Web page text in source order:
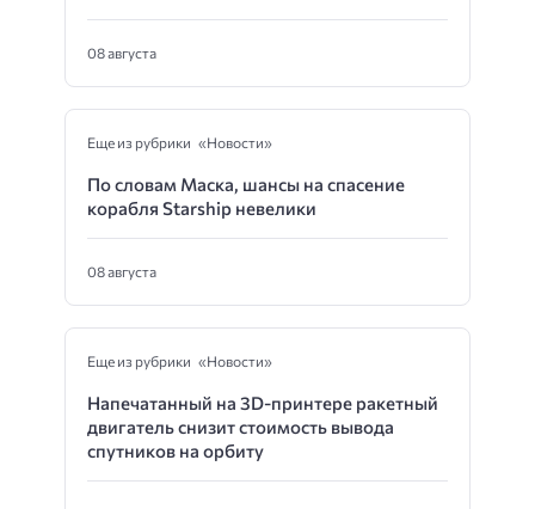
08 августа
Еще из рубрики «Новости»
По словам Маска, шансы на спасение
корабля Starship невелики
08 августа
Еще из рубрики «Новости»
Напечатанный на 3D-принтере ракетный
двигатель снизит стоимость вывода
спутников на орбиту